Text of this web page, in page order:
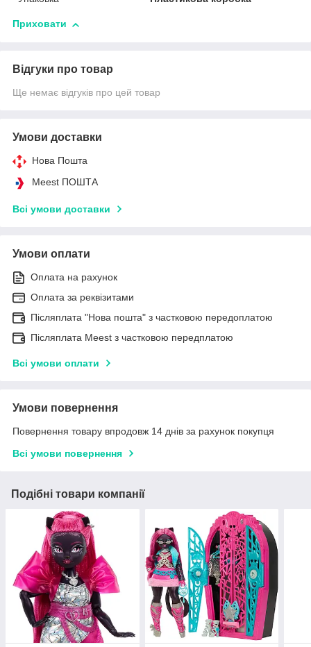
Приховати
Відгуки про товар
Ще немає відгуків про цей товар
Умови доставки
Нова Пошта
Meest ПОШТА
Всі умови доставки
Умови оплати
Оплата на рахунок
Оплата за реквізитами
Післяплата "Нова пошта" з частковою передоплатою
Післяплата Meest з частковою передплатою
Всі умови оплати
Умови повернення
Повернення товару впродовж 14 днів за рахунок покупця
Всі умови повернення
Подібні товари компанії